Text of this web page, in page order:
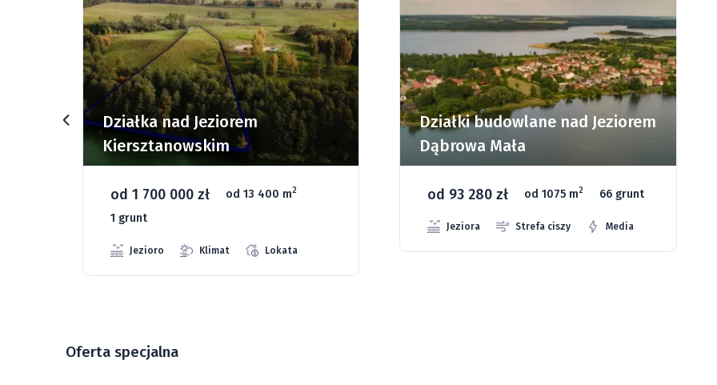
Działka nad Jeziorem
Kiersztanowskim
od 1 700 000 zł od 13 400 m2
1 grunt
Jezioro Klimat Lokata
Działki budowlane nad Jeziorem
Dąbrowa Mała
od 93 280 zł od 1075 m2 66 grunt
Jeziora Strefa ciszy Media
Oferta specjalna